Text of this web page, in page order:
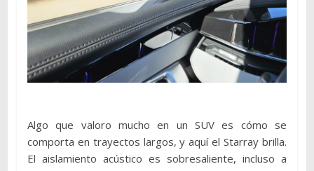
Algo que valoro mucho en un SUV es cómo se
comporta en trayectos largos, y aquí el Starray brilla.
El aislamiento acústico es sobresaliente, incluso a